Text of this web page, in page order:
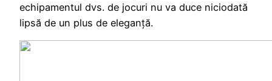
echipamentul dvs. de jocuri nu va duce niciodată
lipsă de un plus de eleganță.